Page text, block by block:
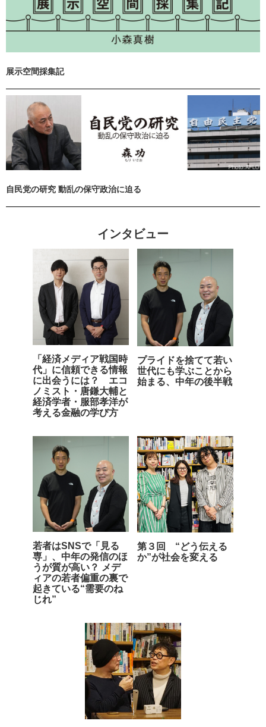
展示空間採集記
自民党の研究 動乱の保守政治に迫る
インタビュー
「経済メディア戦国時
代」に信頼できる情報
に出会うには？ エコ
ノミスト・唐鎌大輔と
経済学者・服部孝洋が
考える金融の学び方
プライドを捨てて若い
世代にも学ぶことから
始まる、中年の後半戦
若者はSNSで「見る
専」、中年の発信のほ
うが質が高い？ メデ
ィアの若者偏重の裏で
起きている“需要のね
じれ”
第３回 “どう伝える
か”が社会を変える